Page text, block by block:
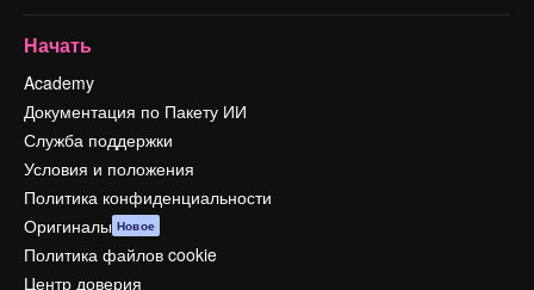
Начать
Academy
Документация по Пакету ИИ
Служба поддержки
Условия и положения
Политика конфиденциальности
Оригиналы Новое
Политика файлов cookie
Центр доверия